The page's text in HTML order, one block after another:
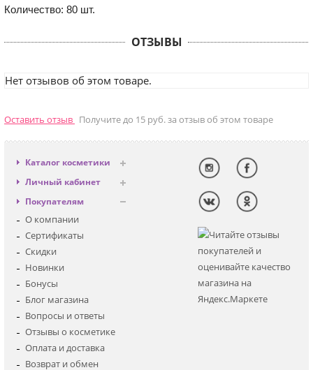
Количество: 80 шт.
ОТЗЫВЫ
Нет отзывов об этом товаре.
Оставить отзыв Получите до 15 руб. за отзыв об этом товаре
Каталог косметики
Антивозрастная
Декоративная
Для глаз
Для тела
Наборы
Детская
Личный кабинет
Вход
Регистрация
Покупателям
О компании
Сертификаты
Скидки
Новинки
Бонусы
Блог магазина
Вопросы и ответы
Отзывы о косметике
Оплата и доставка
Возврат и обмен